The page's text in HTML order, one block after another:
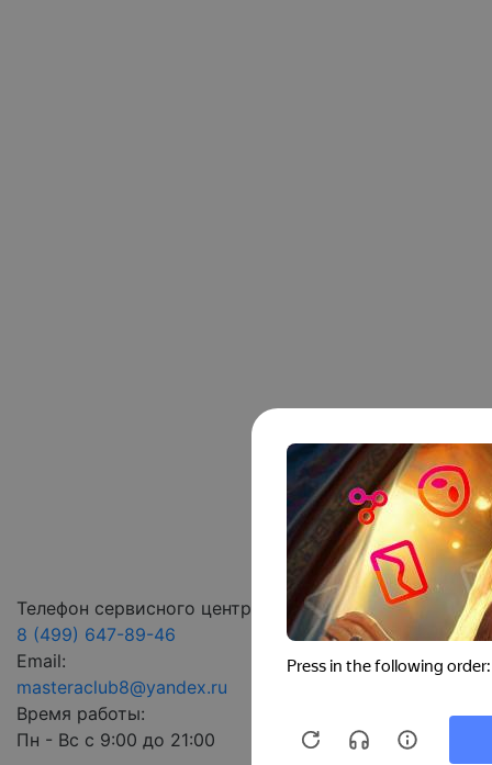
Телефон сервисного центра:
8 (499) 647-89-46
Email:
masteraclub8@yandex.ru
Время работы:
Пн - Вс с 9:00 до 21:00